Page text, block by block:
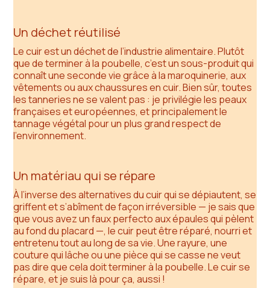
Un déchet réutilisé
Le cuir est un déchet de l’industrie alimentaire. Plutôt
que de terminer à la poubelle, c’est un sous-produit qui
connaît une seconde vie grâce à la maroquinerie, aux
vêtements ou aux chaussures en cuir. Bien sûr, toutes
les tanneries ne se valent pas : je privilégie les peaux
françaises et européennes, et principalement le
tannage végétal pour un plus grand respect de
l’environnement.
Un matériau qui se répare
À l’inverse des alternatives du cuir qui se dépiautent, se
griffent et s’abîment de façon irréversible — je sais que
que vous avez un faux perfecto aux épaules qui pèlent
au fond du placard —, le cuir peut être réparé, nourri et
entretenu tout au long de sa vie. Une rayure, une
couture qui lâche ou une pièce qui se casse ne veut
pas dire que cela doit terminer à la poubelle. Le cuir se
répare, et je suis là pour ça, aussi !